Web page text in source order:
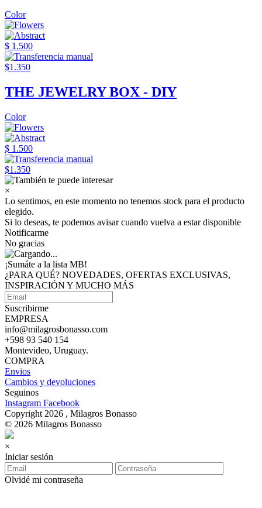
Color
$ 1.500
$1.350
THE JEWELRY BOX - DIY
Color
$ 1.500
$1.350
×
Lo sentimos, en este momento no tenemos stock para el producto
elegido.
Si lo deseas, te podemos avisar cuando vuelva a estar disponible
Notificarme
No gracias
¡Sumáte a la lista MB!
¿PARA QUÉ? NOVEDADES, OFERTAS EXCLUSIVAS,
INSPIRACIÓN Y MUCHO MÁS
Suscribirme
EMPRESA
info@milagrosbonasso.com
+598 93 540 154
Montevideo, Uruguay.
COMPRA
Envios
Cambios y devoluciones
Seguinos
Instagram Facebook
Copyright 2026 , Milagros Bonasso
© 2026 Milagros Bonasso
×
Iniciar sesión
Olvidé mi contraseña